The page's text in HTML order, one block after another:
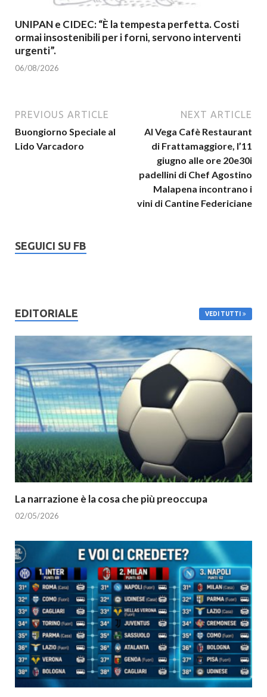
UNIPAN e CIDEC: “È la tempesta perfetta. Costi
ormai insostenibili per i forni, servono interventi
urgenti”.
06/08/2026
PREVIOUS ARTICLE
Buongiorno Speciale al
Lido Varcadoro
NEXT ARTICLE
Al Vega Cafè Restaurant
di Frattamaggiore, l’11
giugno alle ore 20e30i
padellini di Chef Agostino
Malapena incontrano i
vini di Cantine Federiciane
SEGUICI SU FB
EDITORIALE VEDI TUTTI
La narrazione è la cosa che più preoccupa
02/05/2026